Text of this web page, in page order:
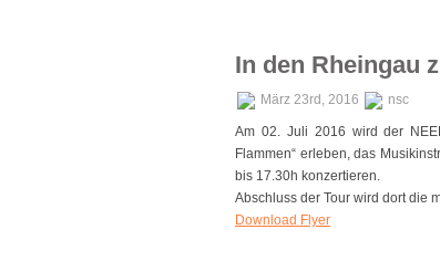
In den Rheingau
März 23rd, 2016 nsc
Am 02. Juli 2016 wird der
Flammen“ erleben, das
bis 17.30h konzertieren.
Abschluss der Tour wird dort die
Download Flyer